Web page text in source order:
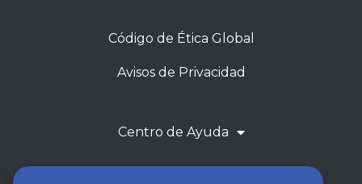
Código de Ética Global
Avisos de Privacidad
Centro de Ayuda